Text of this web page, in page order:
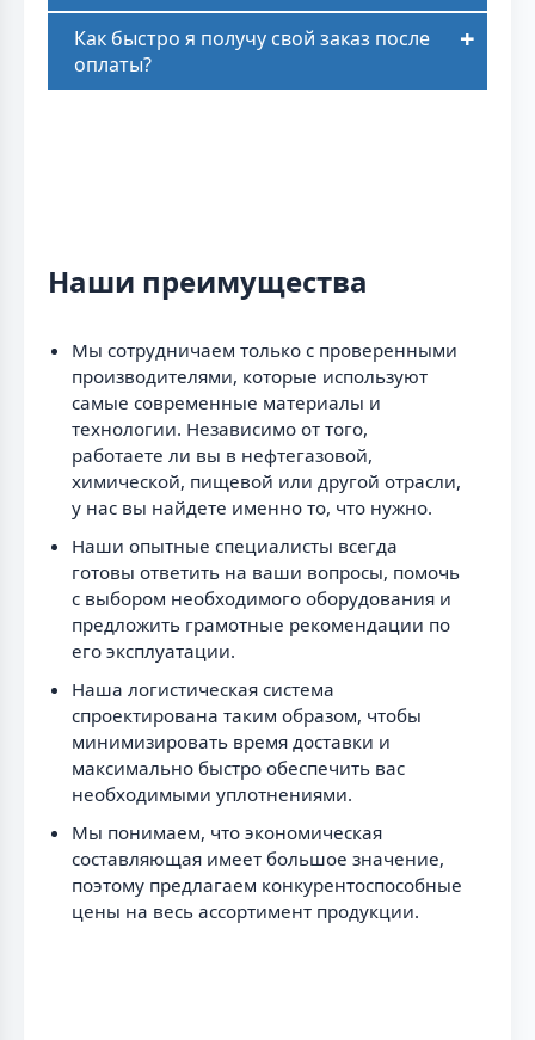
Как быстро я получу свой заказ после
оплаты?
Наши преимущества
Мы сотрудничаем только с проверенными
производителями, которые используют
самые современные материалы и
технологии. Независимо от того,
работаете ли вы в нефтегазовой,
химической, пищевой или другой отрасли,
у нас вы найдете именно то, что нужно.
Наши опытные специалисты всегда
готовы ответить на ваши вопросы, помочь
с выбором необходимого оборудования и
предложить грамотные рекомендации по
его эксплуатации.
Наша логистическая система
спроектирована таким образом, чтобы
минимизировать время доставки и
максимально быстро обеспечить вас
необходимыми уплотнениями.
Мы понимаем, что экономическая
составляющая имеет большое значение,
поэтому предлагаем конкурентоспособные
цены на весь ассортимент продукции.